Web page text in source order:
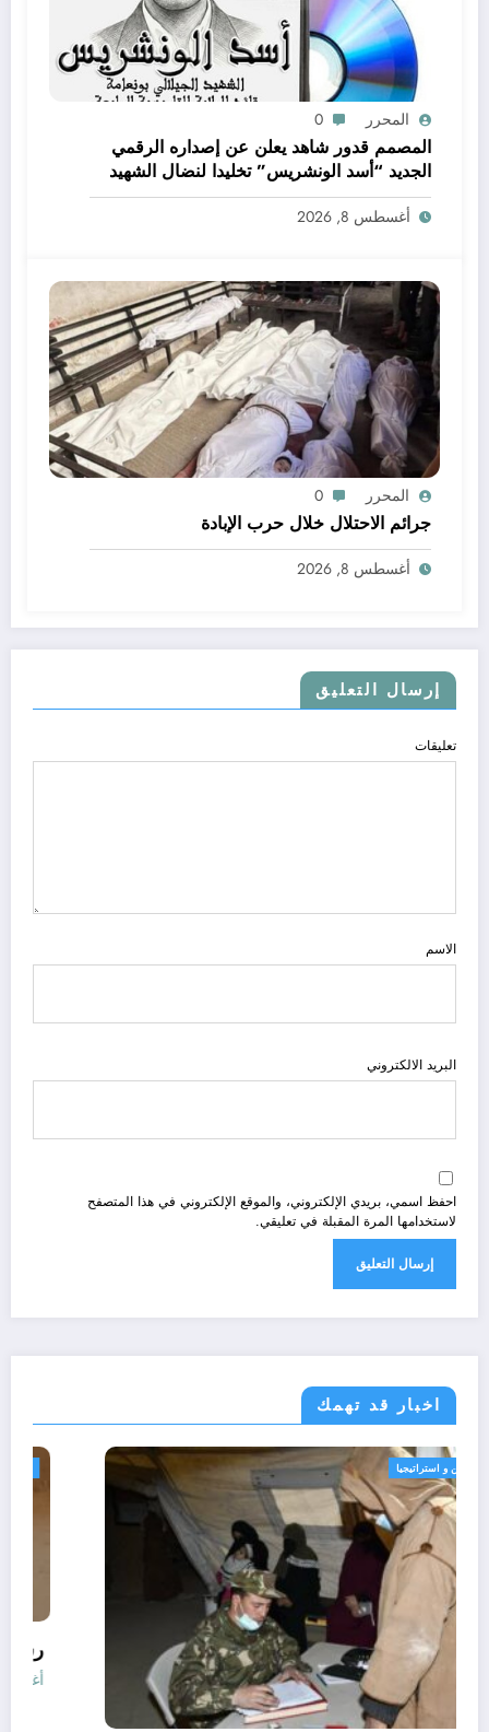
المحرر 0
المصمم قدور شاهد يعلن عن إصداره الرقمي
الجديد “أسد الونشريس” تخليدا لنضال الشهيد
الجيلالي بونعامة
أغسطس 8, 2026
المحرر 0
جرائم الاحتلال خلال حرب الإبادة
أغسطس 8, 2026
إرسال التعليق
تعليقات
الاسم
البريد الالكتروني
احفظ اسمي، بريدي الإلكتروني، والموقع الإلكتروني في هذا المتصفح
لاستخدامها المرة المقبلة في تعليقي.
اخبار قد تهمك
الحدث امن و استراتيجيا